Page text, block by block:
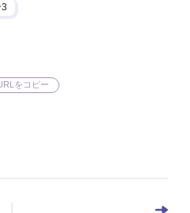
をコピー